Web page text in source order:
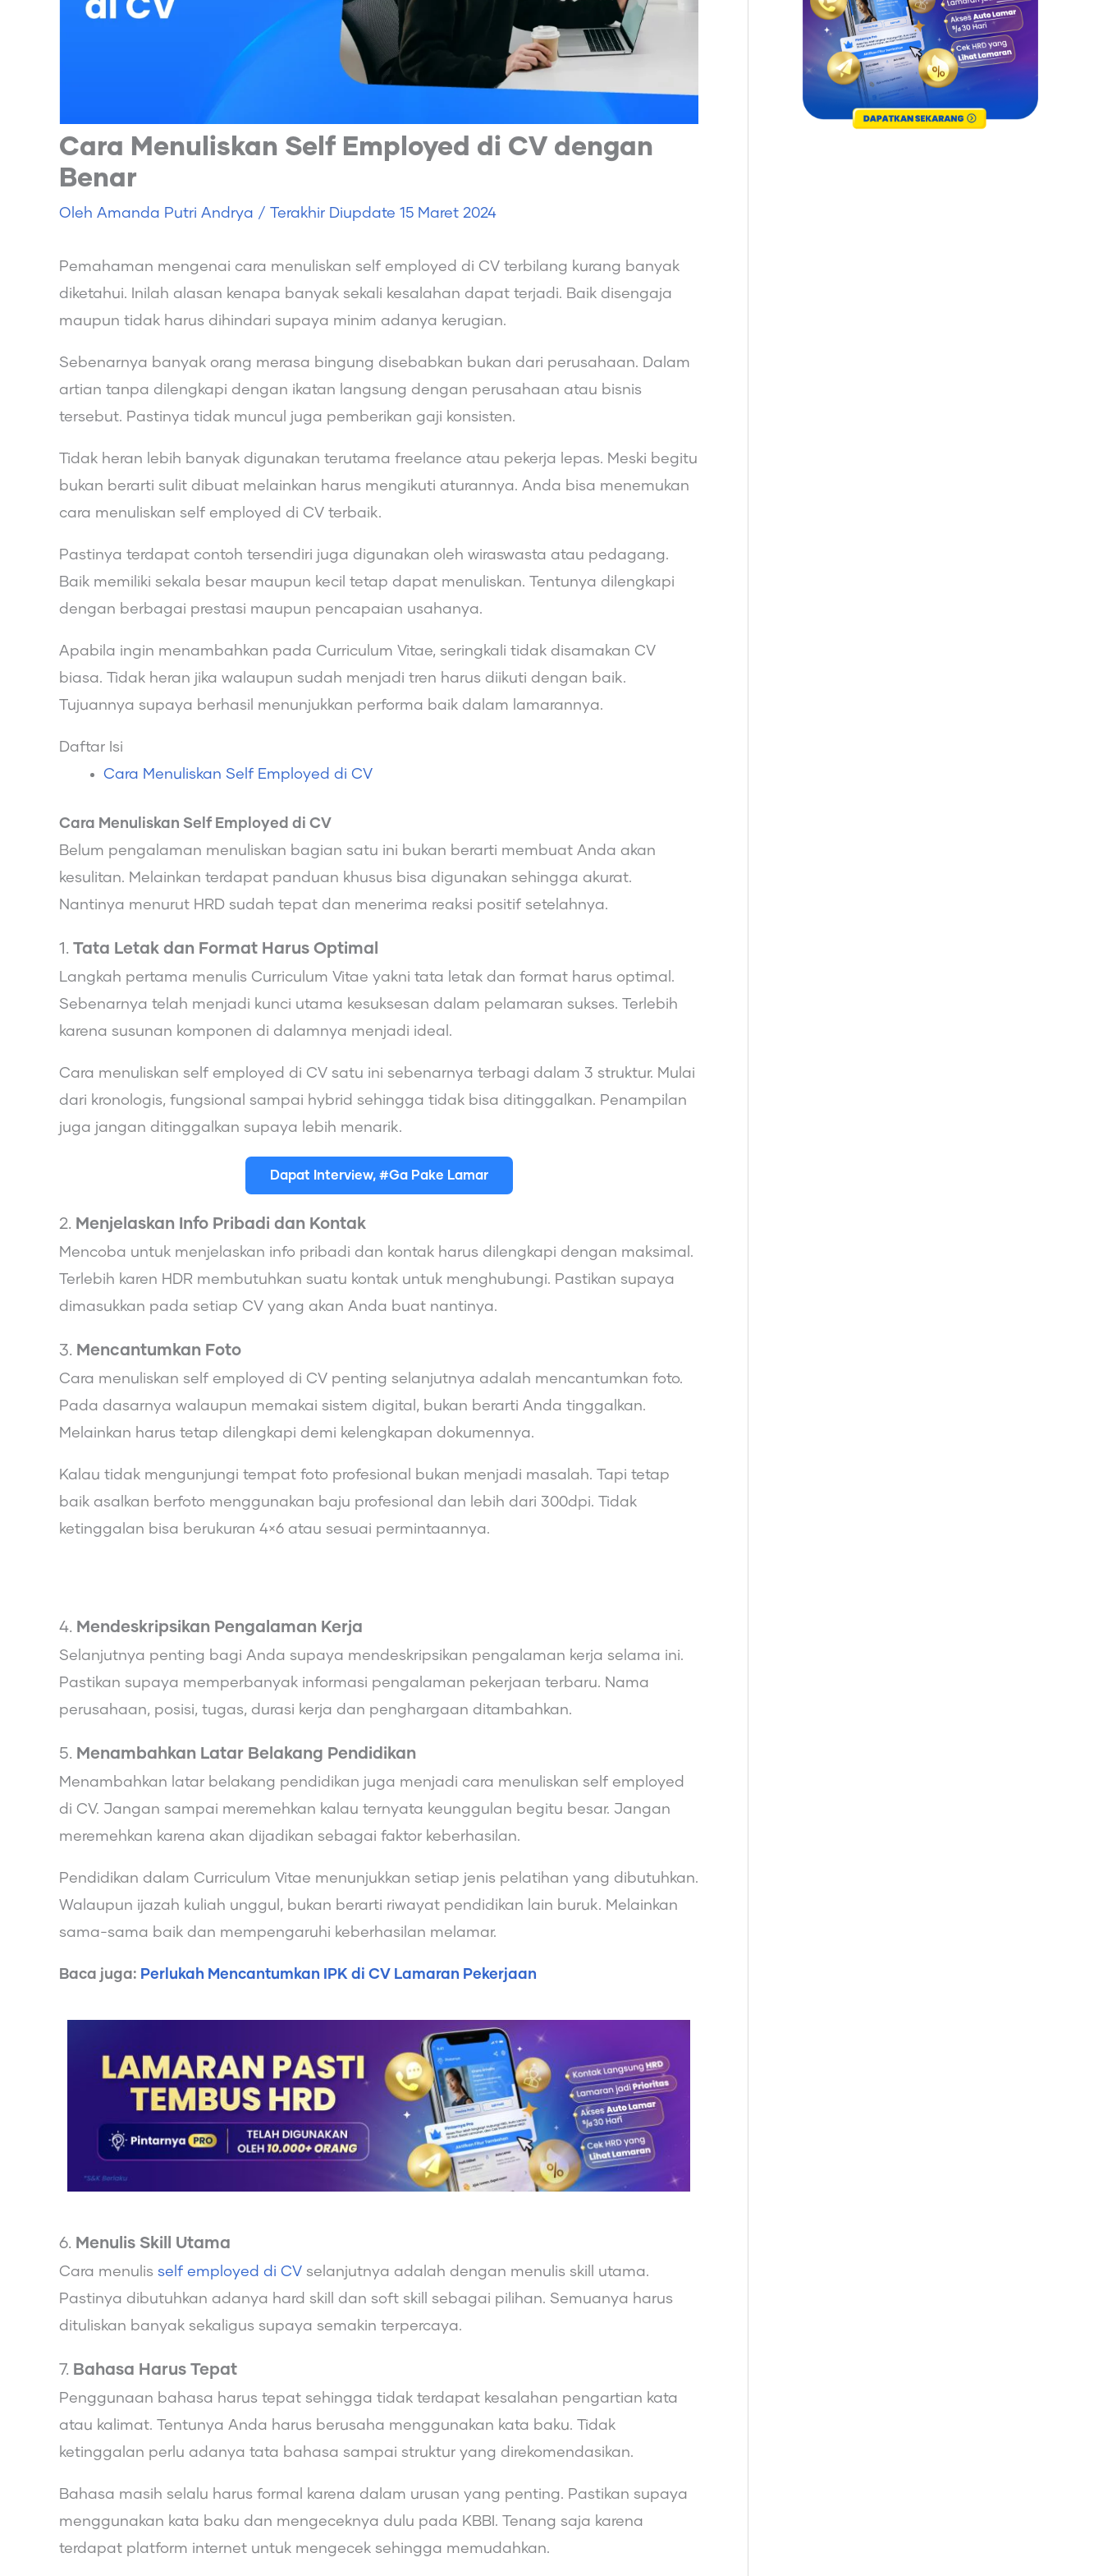
Cara Menuliskan Self Employed di CV dengan
Benar
Oleh Amanda Putri Andrya / Terakhir Diupdate 15 Maret 2024
Pemahaman mengenai cara menuliskan self employed di CV terbilang kurang banyak
diketahui. Inilah alasan kenapa banyak sekali kesalahan dapat terjadi. Baik disengaja
maupun tidak harus dihindari supaya minim adanya kerugian.
Sebenarnya banyak orang merasa bingung disebabkan bukan dari perusahaan. Dalam
artian tanpa dilengkapi dengan ikatan langsung dengan perusahaan atau bisnis
tersebut. Pastinya tidak muncul juga pemberikan gaji konsisten.
Tidak heran lebih banyak digunakan terutama freelance atau pekerja lepas. Meski begitu
bukan berarti sulit dibuat melainkan harus mengikuti aturannya. Anda bisa menemukan
cara menuliskan self employed di CV terbaik.
Pastinya terdapat contoh tersendiri juga digunakan oleh wiraswasta atau pedagang.
Baik memiliki sekala besar maupun kecil tetap dapat menuliskan. Tentunya dilengkapi
dengan berbagai prestasi maupun pencapaian usahanya.
Apabila ingin menambahkan pada Curriculum Vitae, seringkali tidak disamakan CV
biasa. Tidak heran jika walaupun sudah menjadi tren harus diikuti dengan baik.
Tujuannya supaya berhasil menunjukkan performa baik dalam lamarannya.
Daftar Isi
Cara Menuliskan Self Employed di CV
Cara Menuliskan Self Employed di CV
Belum pengalaman menuliskan bagian satu ini bukan berarti membuat Anda akan
kesulitan. Melainkan terdapat panduan khusus bisa digunakan sehingga akurat.
Nantinya menurut HRD sudah tepat dan menerima reaksi positif setelahnya.
1. Tata Letak dan Format Harus Optimal
Langkah pertama menulis Curriculum Vitae yakni tata letak dan format harus optimal.
Sebenarnya telah menjadi kunci utama kesuksesan dalam pelamaran sukses. Terlebih
karena susunan komponen di dalamnya menjadi ideal.
Cara menuliskan self employed di CV satu ini sebenarnya terbagi dalam 3 struktur. Mulai
dari kronologis, fungsional sampai hybrid sehingga tidak bisa ditinggalkan. Penampilan
juga jangan ditinggalkan supaya lebih menarik.
Dapat Interview, #Ga Pake Lamar
2. Menjelaskan Info Pribadi dan Kontak
Mencoba untuk menjelaskan info pribadi dan kontak harus dilengkapi dengan maksimal.
Terlebih karen HDR membutuhkan suatu kontak untuk menghubungi. Pastikan supaya
dimasukkan pada setiap CV yang akan Anda buat nantinya.
3. Mencantumkan Foto
Cara menuliskan self employed di CV penting selanjutnya adalah mencantumkan foto.
Pada dasarnya walaupun memakai sistem digital, bukan berarti Anda tinggalkan.
Melainkan harus tetap dilengkapi demi kelengkapan dokumennya.
Kalau tidak mengunjungi tempat foto profesional bukan menjadi masalah. Tapi tetap
baik asalkan berfoto menggunakan baju profesional dan lebih dari 300dpi. Tidak
ketinggalan bisa berukuran 4×6 atau sesuai permintaannya.
4. Mendeskripsikan Pengalaman Kerja
Selanjutnya penting bagi Anda supaya mendeskripsikan pengalaman kerja selama ini.
Pastikan supaya memperbanyak informasi pengalaman pekerjaan terbaru. Nama
perusahaan, posisi, tugas, durasi kerja dan penghargaan ditambahkan.
5. Menambahkan Latar Belakang Pendidikan
Menambahkan latar belakang pendidikan juga menjadi cara menuliskan self employed
di CV. Jangan sampai meremehkan kalau ternyata keunggulan begitu besar. Jangan
meremehkan karena akan dijadikan sebagai faktor keberhasilan.
Pendidikan dalam Curriculum Vitae menunjukkan setiap jenis pelatihan yang dibutuhkan.
Walaupun ijazah kuliah unggul, bukan berarti riwayat pendidikan lain buruk. Melainkan
sama-sama baik dan mempengaruhi keberhasilan melamar.
Baca juga: Perlukah Mencantumkan IPK di CV Lamaran Pekerjaan
6. Menulis Skill Utama
Cara menulis self employed di CV selanjutnya adalah dengan menulis skill utama.
Pastinya dibutuhkan adanya hard skill dan soft skill sebagai pilihan. Semuanya harus
dituliskan banyak sekaligus supaya semakin terpercaya.
7. Bahasa Harus Tepat
Penggunaan bahasa harus tepat sehingga tidak terdapat kesalahan pengartian kata
atau kalimat. Tentunya Anda harus berusaha menggunakan kata baku. Tidak
ketinggalan perlu adanya tata bahasa sampai struktur yang direkomendasikan.
Bahasa masih selalu harus formal karena dalam urusan yang penting. Pastikan supaya
menggunakan kata baku dan mengeceknya dulu pada KBBI. Tenang saja karena
terdapat platform internet untuk mengecek sehingga memudahkan.